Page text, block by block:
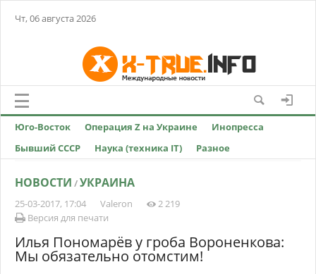
Чт, 06 августа 2026
Юго-Восток Операция Z на Украине
Инопресса
Бывший СССР
Наука (техника IT) Разное
НОВОСТИ /УКРАИНА
25-03-2017, 17:04 Valeron
2 219
Версия для печати
Илья Пономарёв у гроба Вороненкова:
Мы обязательно отомстим!